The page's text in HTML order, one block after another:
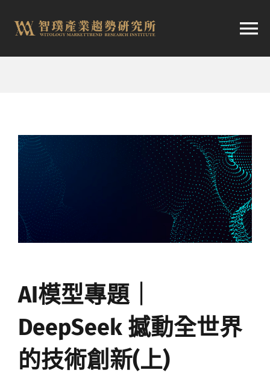
容
航
市場快訊
產業日報
媒體曝光
會員帳號
中文
AI模型專題｜
DeepSeek 撼動全世界
的技術創新(上)